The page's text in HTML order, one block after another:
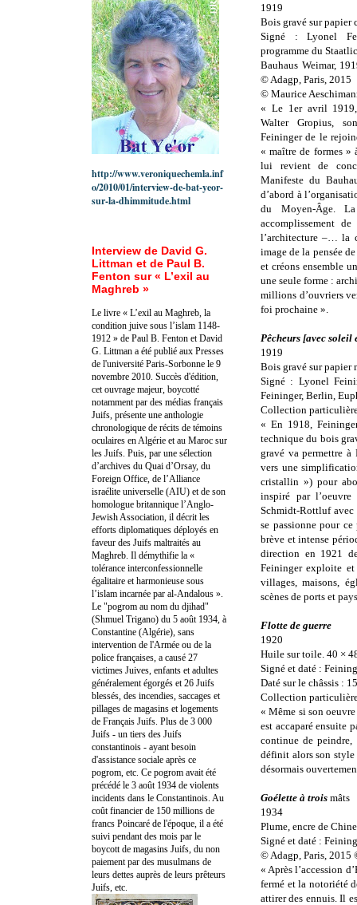
1919
Bois gravé sur papier
Signé : Lyonel
programme du
Bauhaus Weimar,
© Adagp, Paris, 2015
© Maurice
« Le 1er avril
Walter Gropius,
Feininger de le
« maître de formes »
lui revient de
Manifeste du
d’abord à
du Moyen-Âge.
accomplissement
l’architecture –… la
image de la pensée
et créons ensemble
une seule forme :
millions d’ouvriers
foi prochaine ».
Pêcheurs [avec soleil
1919
Bois gravé sur papier
Signé : Lyonel
Feininger, Berlin,
Collection
« En 1918,
technique du bois
gravé va permettre à
vers une
cristallin ») pour
inspiré par
Schmidt-Rottluf
se passionne pour
brève et intense
direction en 1921
Feininger exploite et
villages, maisons,
scènes de ports et
Flotte de guerre
1920
Huile sur toile. 40 ×
Signé et daté :
Daté sur le châssis :
Collection
« Même si son
est accaparé ensuite
continue de peindre,
définit alors son style
désormais
Goélette à trois mâts
1934
Plume, encre de
Signé et daté :
© Adagp, Paris, 2015
« Après l’accession
fermé et la notoriété
attirer des ennuis. Il
http://www.veroniquechemla.inf
o/2010/01/interview-de-bat-yeor-
sur-la-dhimmitude.html
Interview de David G.
Littman et de Paul B.
Fenton sur « L’exil au
Maghreb »
Le livre « L’exil au Maghreb, la
condition juive sous l’islam 1148-
1912 » de Paul B. Fenton et David
G. Littman a été publié aux Presses
de l'université Paris-Sorbonne le 9
novembre 2010. Succès d'édition,
cet ouvrage majeur, boycotté
notamment par des médias français
Juifs, présente une anthologie
chronologique de récits de témoins
oculaires en Algérie et au Maroc sur
les Juifs. Puis, par une sélection
d’archives du Quai d’Orsay, du
Foreign Office, de l’Alliance
israélite universelle (AIU) et de son
homologue britannique l’Anglo-
Jewish Association, il décrit les
efforts diplomatiques déployés en
faveur des Juifs maltraités au
Maghreb. Il démythifie la «
tolérance interconfessionnelle
égalitaire et harmonieuse sous
l’islam incarnée par al-Andalous ».
Le "pogrom au nom du djihad"
(Shmuel Trigano) du 5 août 1934, à
Constantine (Algérie), sans
intervention de l'Armée ou de la
police françaises, a causé 27
victimes Juives, enfants et adultes
généralement égorgés et 26 Juifs
blessés, des incendies, saccages et
pillages de magasins et logements
de Français Juifs. Plus de 3 000
Juifs - un tiers des Juifs
constantinois - ayant besoin
d'assistance sociale après ce
pogrom, etc. Ce pogrom avait été
précédé le 3 août 1934 de violents
incidents dans le Constantinois. Au
coût financier de 150 millions de
francs Poincaré de l'époque, il a été
suivi pendant des mois par le
boycott de magasins Juifs, du non
paiement par des musulmans de
leurs dettes auprès de leurs prêteurs
Juifs, etc.